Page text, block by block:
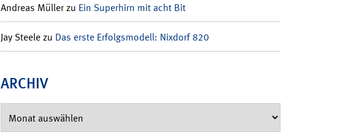
Andreas Müllerzu Ein Superhirn mit acht Bit
Jay Steelezu Das erste Erfolgsmodell: Nixdorf 820
ARCHIV